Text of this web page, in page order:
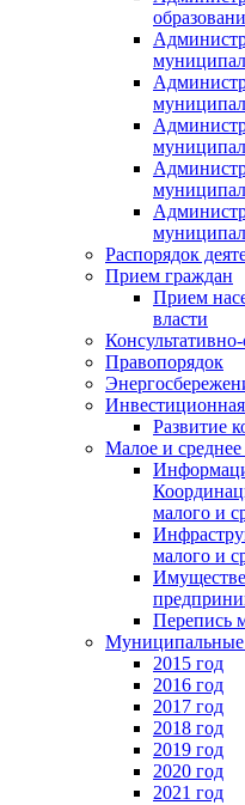
Распорядок
Прием граждан
Прием
власти
Правопорядок
Инвестиционная
Развитие
Малое и
малого и
малого и
Перепись
2015 год
2016 год
2017 год
2018 год
2019 год
2020 год
2021 год